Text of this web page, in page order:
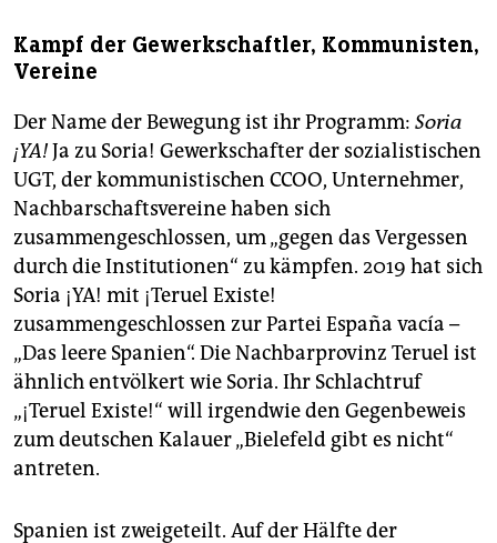
Kampf der Gewerkschaftler, Kommunisten,
Vereine
Der Name der Bewegung ist ihr Programm: Soria
¡YA!Ja zu Soria! Gewerkschafter der sozialistischen
UGT, der kommunistischen CCOO, Unternehmer,
Nachbarschaftsvereine haben sich
zusammengeschlossen, um „gegen das Vergessen
durch die Institutionen“ zu kämpfen. 2019 hat sich
Soria ¡YA! mit ¡Teruel Existe!
zusammengeschlossen zur Partei España vacía –
„Das leere Spanien“. Die Nachbarprovinz Teruel ist
ähnlich entvölkert wie Soria. Ihr Schlachtruf
„¡Teruel Existe!“ will irgendwie den Gegenbeweis
zum deutschen Kalauer „Bielefeld gibt es nicht“
antreten.
Spanien ist zweigeteilt. Auf der Hälfte der